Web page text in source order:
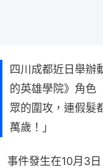
四川成都近日舉辦
的英雄學院》角色
眾的圍攻，連假髮
萬歲！」
事件發生在10月3